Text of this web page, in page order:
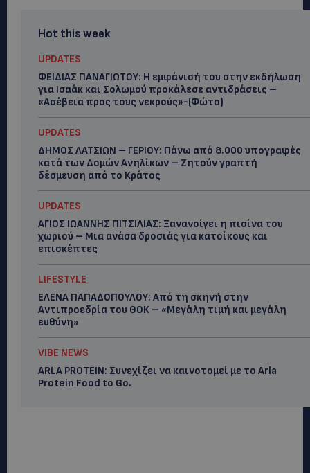
Hot this week
UPDATES
ΦΕΙΔΙΑΣ ΠΑΝΑΓΙΩΤΟΥ: Η εμφάνισή του στην εκδήλωση
για Ισαάκ και Σολωμού προκάλεσε αντιδράσεις –
«Ασέβεια προς τους νεκρούς»-(Φώτο)
UPDATES
ΔΗΜΟΣ ΛΑΤΣΙΩΝ – ΓΕΡΙΟΥ: Πάνω από 8.000 υπογραφές
κατά των Δομών Ανηλίκων – Ζητούν γραπτή
δέσμευση από το Κράτος
UPDATES
ΑΓΙΟΣ ΙΩΑΝΝΗΣ ΠΙΤΣΙΛΙΑΣ: Ξανανοίγει η πισίνα του
χωριού – Μια ανάσα δροσιάς για κατοίκους και
επισκέπτες
LIFESTYLE
ΕΛΕΝΑ ΠΑΠΑΔΟΠΟΥΛΟΥ: Από τη σκηνή στην
Αντιπροεδρία του ΘΟΚ – «Μεγάλη τιμή και μεγάλη
ευθύνη»
VIBE NEWS
ARLA PROTEIN: Συνεχίζει να καινοτομεί με το Arla
Protein Food to Go.